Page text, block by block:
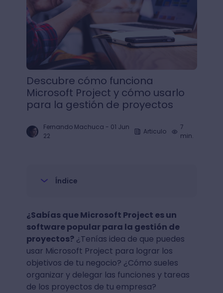
Descubre cómo funciona
Microsoft Project y cómo usarlo
para la gestión de proyectos
Fernando Machuca - 01 Jun
22
Articulo
7
min.
Índice
¿Sabías que Microsoft Project es un
software popular para la gestión de
proyectos?¿Tenías idea de que puedes
usar Microsoft Project para lograr los
objetivos de tu negocio? ¿Cómo sueles
organizar y delegar las funciones y tareas
de los proyectos de tu empresa?